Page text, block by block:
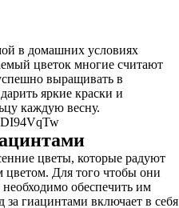
в домашних условиях
цветок многие считают
выращивать в
яркие краски и
каждую весну.
цветы, которые радуют
Для того чтобы они
обеспечить им
гиацинтами включает в себя